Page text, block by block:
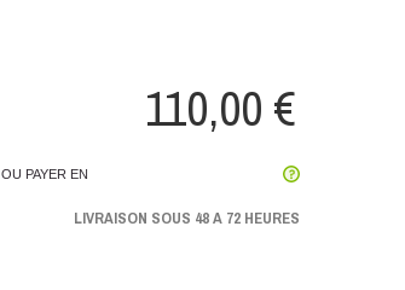
110,00 €
OU PAYER EN
LIVRAISON SOUS 48 A 72 HEURES